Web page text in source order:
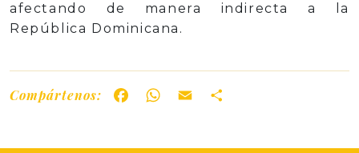
afectando de manera indirecta a la
República Dominicana.
Compártenos: FacebookWhatsApp
Email